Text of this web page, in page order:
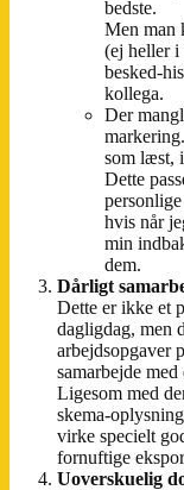
bedste.
Men man
(ej heller i
besked-
kollega.
Der
som læst,
Dette
hvis når
min
dem.
Dårligt
Dette er ikke et
dagligdag, men
arbejdsopgaver
samarbejde
Ligesom med
skema-
virke specielt
fornuftige
Uoverskuelig